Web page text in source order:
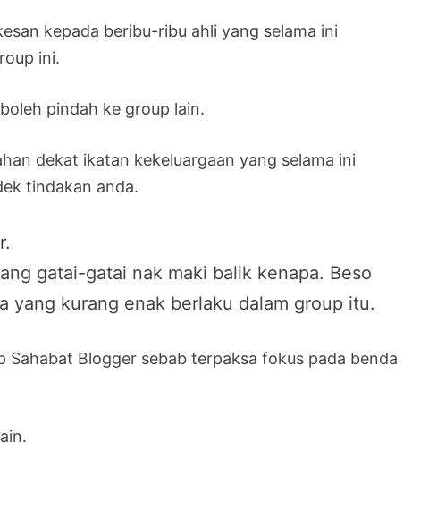
kepada beribu-ribu ahli yang selama ini
ini.
pindah ke group lain.
dekat ikatan kekeluargaan yang selama ini
tindakan anda.
gatai-gatai nak maki balik kenapa. Beso
yang kurang enak berlaku dalam group itu.
Blogger sebab terpaksa fokus pada benda